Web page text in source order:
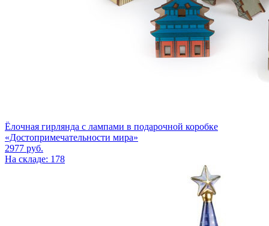
Ёлочная гирлянда с лампами в подарочной коробке
«Достопримечательности мира»
2977 руб.
На складе: 178